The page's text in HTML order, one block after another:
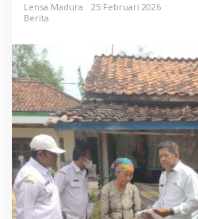
o
n
W
a
r
g
a
e
w
a
t
W
Lensa Madura
25 Februari 2026
Berita